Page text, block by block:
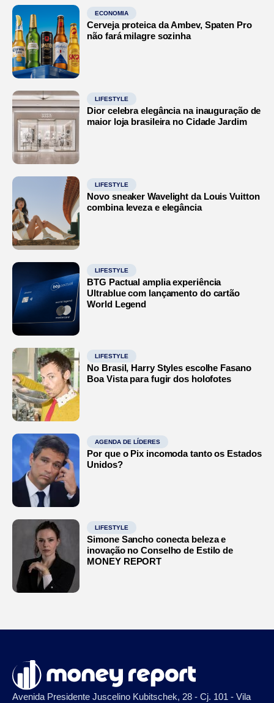
ECONOMIA
Cerveja proteica da Ambev, Spaten Pro
não fará milagre sozinha
LIFESTYLE
Dior celebra elegância na inauguração de
maior loja brasileira no Cidade Jardim
LIFESTYLE
Novo sneaker Wavelight da Louis Vuitton
combina leveza e elegância
LIFESTYLE
BTG Pactual amplia experiência
Ultrablue com lançamento do cartão
World Legend
LIFESTYLE
No Brasil, Harry Styles escolhe Fasano
Boa Vista para fugir dos holofotes
AGENDA DE LÍDERES
Por que o Pix incomoda tanto os Estados
Unidos?
LIFESTYLE
Simone Sancho conecta beleza e
inovação no Conselho de Estilo de
MONEY REPORT
Avenida Presidente Juscelino Kubitschek, 28 - Cj. 101 - Vila